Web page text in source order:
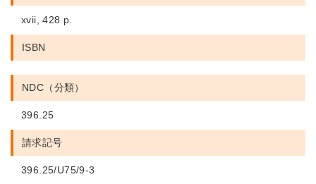
xvii, 428 p.
ISBN
NDC（分類）
396.25
請求記号
396.25/U75/9-3